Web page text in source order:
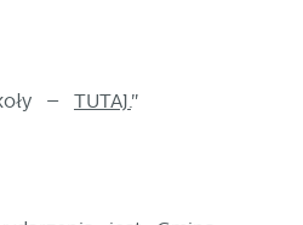
– TUTAJ."